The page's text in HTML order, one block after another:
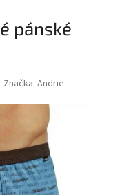
pánské
Značka: Andrie